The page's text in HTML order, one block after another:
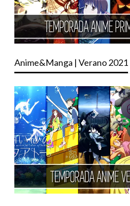
Anime&Manga | Verano 2021